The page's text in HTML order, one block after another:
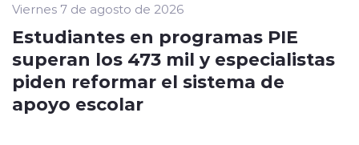
Viernes 7 de agosto de 2026
Estudiantes en programas PIE
superan los 473 mil y especialistas
piden reformar el sistema de
apoyo escolar